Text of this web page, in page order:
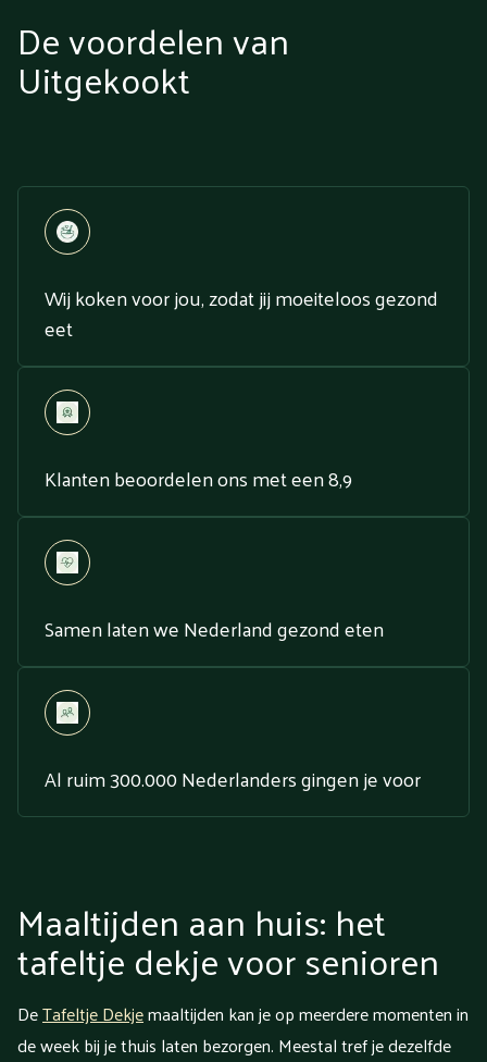
De voordelen van
Uitgekookt
Wij koken voor jou, zodat jij moeiteloos gezond
eet
Klanten beoordelen ons met een 8,9
Samen laten we Nederland gezond eten
Al ruim 300.000 Nederlanders gingen je voor
Maaltijden aan huis: het
tafeltje dekje voor senioren
DeTafeltje Dekjemaaltijden kan je op meerdere momenten in
de week bij je thuis laten bezorgen. Meestal tref je dezelfde